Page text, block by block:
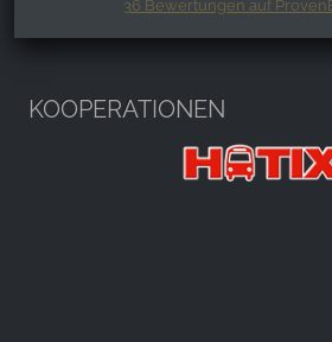
36 Bewertungen auf
KOOPERATIONEN